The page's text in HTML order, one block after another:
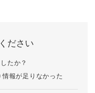
ださい
たか？
情報が足りなかった